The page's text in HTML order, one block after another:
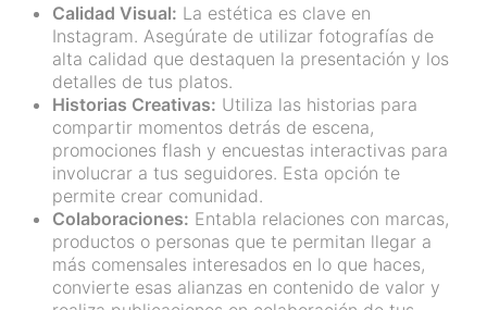
Calidad Visual: La estética es clave en
Instagram. Asegúrate de utilizar fotografías de
alta calidad que destaquen la presentación y los
detalles de tus platos.
Historias Creativas: Utiliza las historias para
compartir momentos detrás de escena,
promociones flash y encuestas interactivas para
involucrar a tus seguidores. Esta opción te
permite crear comunidad.
Colaboraciones: Entabla relaciones con marcas,
productos o personas que te permitan llegar a
más comensales interesados en lo que haces,
convierte esas alianzas en contenido de valor y